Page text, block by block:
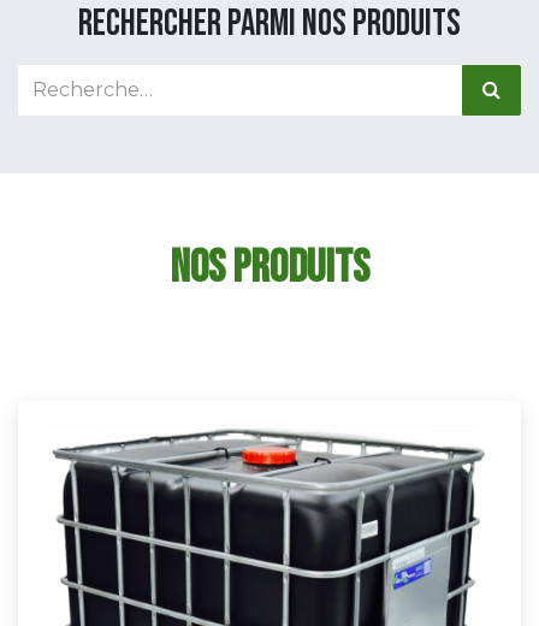
Rechercher parmi nos produits
NOS PRODUITS